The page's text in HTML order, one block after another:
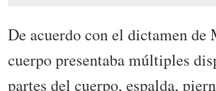
De acuerdo con el dictamen de
cuerpo presentaba múltiples
partes del cuerpo, espalda,